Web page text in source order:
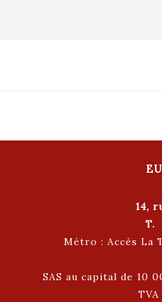
14,
T.
Métro : Accès La
SAS au capital de 10
TVA